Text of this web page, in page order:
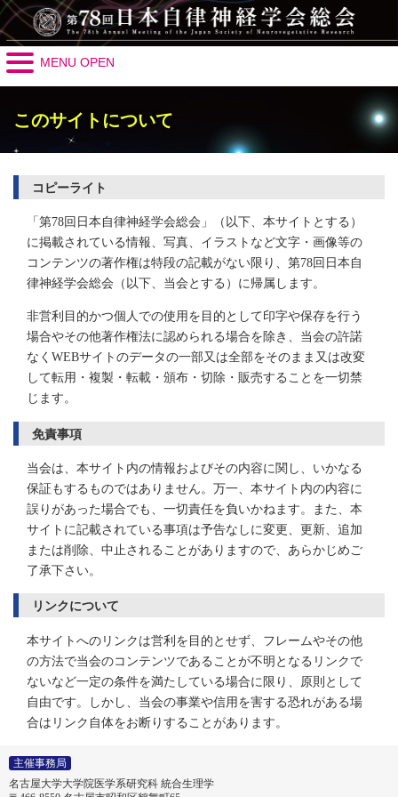
MENU OPEN
このサイトについて
コピーライト
「第78回日本自律神経学会総会」（以下、本サイトとする）
に掲載されている情報、写真、イラストなど文字・画像等の
コンテンツの著作権は特段の記載がない限り、第78回日本自
律神経学会総会（以下、当会とする）に帰属します。
非営利目的かつ個人での使用を目的として印字や保存を行う
場合やその他著作権法に認められる場合を除き、当会の許諾
なくWEBサイトのデータの一部又は全部をそのまま又は改変
して転用・複製・転載・頒布・切除・販売することを一切禁
じます。
免責事項
当会は、本サイト内の情報およびその内容に関し、いかなる
保証もするものではありません。万一、本サイト内の内容に
誤りがあった場合でも、一切責任を負いかねます。また、本
サイトに記載されている事項は予告なしに変更、更新、追加
または削除、中止されることがありますので、あらかじめご
了承下さい。
リンクについて
本サイトへのリンクは営利を目的とせず、フレームやその他
の方法で当会のコンテンツであることが不明となるリンクで
ないなど一定の条件を満たしている場合に限り、原則として
自由です。しかし、当会の事業や信用を害する恐れがある場
合はリンク自体をお断りすることがあります。
主催事務局
名古屋大学大学院医学系研究科 統合生理学